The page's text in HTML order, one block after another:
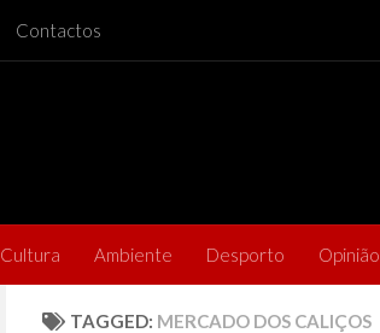
Contactos
Cultura Ambiente Desporto Opinião
TAGGED: MERCADO DOS CALIÇOS